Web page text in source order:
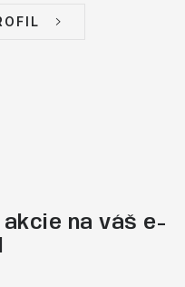
na váš e-